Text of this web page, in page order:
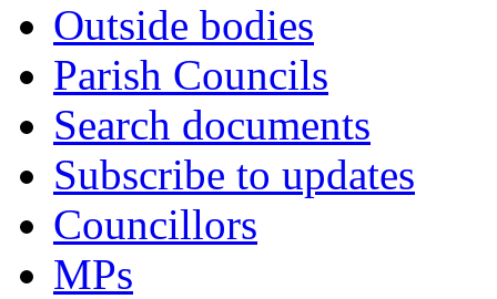
Outside bodies
Parish Councils
Search documents
Subscribe to updates
Councillors
MPs